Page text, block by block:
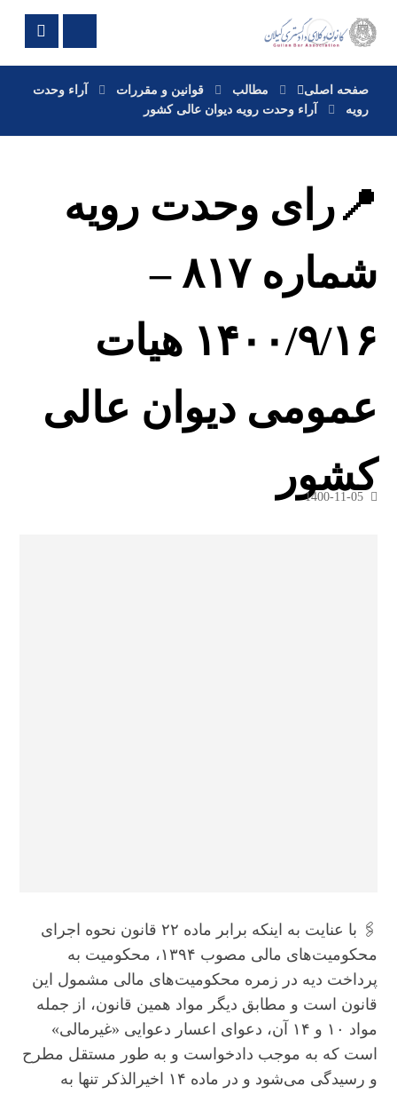
صفحه اصلی مطالب قوانین و مقررات
آراء وحدت
رویه
آراء وحدت رویه دیوان عالی کشور
📍رای وحدت رویه
شماره ۸۱۷ –
۱۴۰۰/۹/۱۶ هیات
عمومی دیوان عالی
کشور
1400-11-05
🖇 با عنایت به اینکه برابر ماده ۲۲ قانون نحوه اجرای
محکومیت‌های مالی مصوب ۱۳۹۴، محکومیت به
پرداخت دیه در زمره محکومیت‌های مالی مشمول این
قانون است و مطابق دیگر مواد همین قانون، از جمله
مواد ۱۰ و ۱۴ آن، دعوای اعسار دعوایی «غیرمالی»
است که به موجب دادخواست و به طور مستقل مطرح
و رسیدگی می‌شود و در ماده ۱۴ اخیرالذکر تنها به